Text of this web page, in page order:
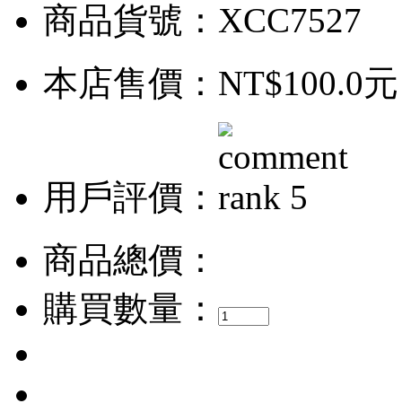
商品貨號：XCC7527
本店售價： NT$100.0元
用戶評價：
商品總價：
購買數量：